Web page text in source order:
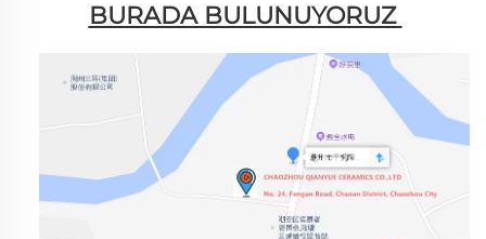
BURADA BULUNUYORUZ